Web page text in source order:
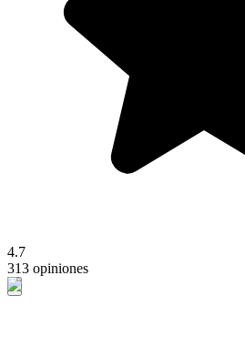
4.7
313 opiniones